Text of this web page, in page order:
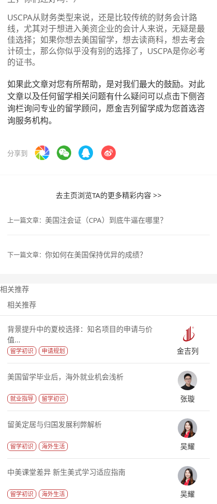
USCPA从财务类型来说，还是比较传统的财务会计路
线，尤其对于想进入美资企业的会计人来说，无疑是最
佳选择；如果你想去美国留学，想去读商科，想去考会
计硕士，那么你似乎没有别的选择了，USCPA是你必考
的证书。
如果此文章对您有所帮助，是对我们最大的鼓励。对此
文章以及任何留学相关问题有什么疑问可以点击下侧咨
询栏询问专业的留学顾问，愿金吉列留学成为您首选咨
询服务机构。
分享到
去主页浏览TA的更多精彩内容 >>
上一篇文章： 美国注会证（CPA）到底牛逼在哪里？
下一篇文章： 你如何在美国保持优异的成绩？
相关推荐
相关推荐
背景提升中的夏校选择：知名项目的申请与价
值...
留学初识 申请规划 金吉列
美国留学毕业后，海外就业机会浅析
就业指导 留学初识 张璇
留美定居与归国发展利弊解析
留学初识 海外生活 吴耀
中美课堂差异 新生美式学习适应指南
留学初识 海外生活 吴耀